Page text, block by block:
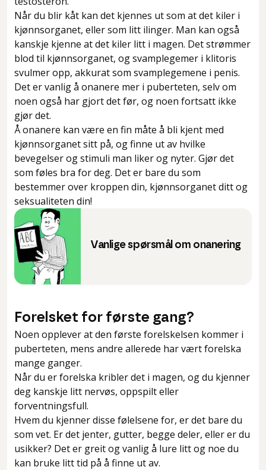
Når du blir kåt kan det kjennes ut som at det kiler i
kjønnsorganet, eller som litt ilinger. Man kan også
kanskje kjenne at det kiler litt i magen. Det strømmer
blod til kjønnsorganet, og svamplegemer i klitoris
svulmer opp, akkurat som svamplegemene i penis.
Det er vanlig å onanere mer i puberteten, selv om
noen også har gjort det før, og noen fortsatt ikke
gjør det.
Å onanere kan være en fin måte å bli kjent med
kjønnsorganet sitt på, og finne ut av hvilke
bevegelser og stimuli man liker og nyter. Gjør det
som føles bra for deg. Det er bare du som
bestemmer over kroppen din, kjønnsorganet ditt og
seksualiteten din!
Vanlige spørsmål om onanering
Forelsket for første gang?
Noen opplever at den første forelskelsen kommer i
puberteten, mens andre allerede har vært forelska
mange ganger.
Når du er forelska kribler det i magen, og du kjenner
deg kanskje litt nervøs, oppspilt eller
forventningsfull.
Hvem du kjenner disse følelsene for, er det bare du
som vet. Er det jenter, gutter, begge deler, eller er du
usikker? Det er greit og vanlig å lure litt og noe du
kan bruke litt tid på å finne ut av.